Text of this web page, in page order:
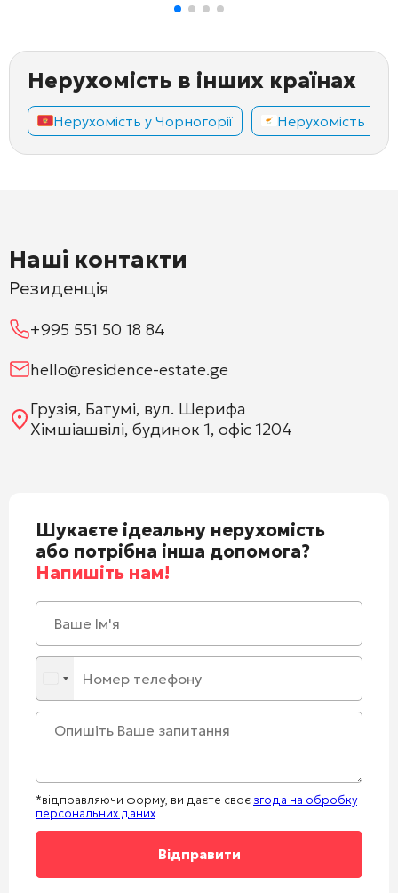
Нерухомість в інших країнах
Нерухомість у Чорногорії Нерухомість на
Наші контакти
Резиденція
+995 551 50 18 84
hello@residence-estate.ge
Грузія, Батумі, вул. Шерифа
Хімшіашвілі, будинок 1, офіс 1204
Шукаєте ідеальну нерухомість
або потрібна інша допомога?
Напишіть нам!
*відправляючи форму, ви даєте своє згода на обробку
персональних даних